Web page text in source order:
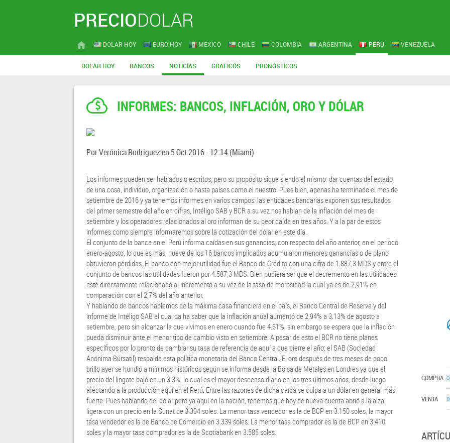
PRECIODOLAR
DOLAR HOY EURO HOY MEXICO CHILE COLOMBIA ARGENTINA PERU VENEZUELA
DOLAR HOY BANCOS NOTICÍAS GRAFICÓS PRONÓSTICOS
INFORMES: BANCOS, INFLACIÓN, ORO Y DÓLAR
PorVerónica Rodriguezen 5 Oct 2016 - 12:14(Miami)
Los informes pueden ser hablados o escritos, pero su propósito sigue siendo el mismo: dar cuentas del estado
de una cosa, individuo, organización o hasta países como el nuestro. Pues bien, apenas ha terminado el mes de
setiembre de 2016 y ya tenemos informes en varios campos: las entidades bancarias exponen sus resultados
del primer semestre del año en cifras, Intéligo SAB y BCR a su vez nos hablan de la inflación del mes de
setiembre y los operadores relacionados al oro informan de su peor caída en tres años. Y a la par de estos
informes como siempre informaremos sobre la cotización del dólar en este día.
El conjunto de la banca en el Perú informa caídas en sus ganancias, con respecto del año anterior, en el periodo
enero-agosto, lo que es más, nueve de los 16 bancos implicados acumularon menores ganancias o de plano
obtuvieron pérdidas. El banco con mejor utilidad fue el Banco de Crédito con una cifra de 1.887,3 MDS y entre el
conjunto de bancos las utilidades fueron por 4.587,3 MDS. Bien pudiera ser que el decremento en las utilidades
esté directamente relacionado al incremento a su vez de la tasa de morosidad la cual ya es de 2,91% en
comparación con el 2,7% del año anterior.
Y hablando de bancos hablemos de la máxima casa financiera en el país, el Banco Central de Reserva y del
informe de Intéligo SAB el cual da ha saber que la inflación anual aumentó de 2.94% a 3.13% de agosto a
setiembre, pero sin alcanzar la que vivimos en enero cuando fue 4.61%; sin embargo se espera que la inflación
pueda disminuir ante el menor tipo de cambio visto en setiembre. A pesar de esto el BCR no tiene planes
específicos por lo pronto de cambiar su tasa de referencia de aquí a que cierre el año; el SAB (Sociedad
Anónima Búrsatil) respalda esta política monetaria del Banco Central. El oro después de tres meses de poco
brillo ayer se hundió a mínimos históricos según se informa desde la Bolsa de Metales en Londres ya que el
precio del lingote bajó en un 3.3%, lo cual es el mayor descenso diario en los tres últimos años, desde luego
afectando a la producción aquí en el Perú. Entre las razones de dicha caída se culpa a un dólar en general más
fuerte. Pues hablando del dólar pero ya aquí en la nación, tenemos que hoy de nueva cuenta abrió a la alza
ligera con un precio en la Sunat de 3.394 soles. La menor tasa vendedor es la de BCP en 3.150 soles, la mayor
tasa vendedor es la de Banco de Comercio en 3.339 soles. La menor tasa comprador es la de BCP en 3.410
soles y la mayor tasa comprador es la de Scotiabank en 3.585 soles.
COMPRA
VENTA